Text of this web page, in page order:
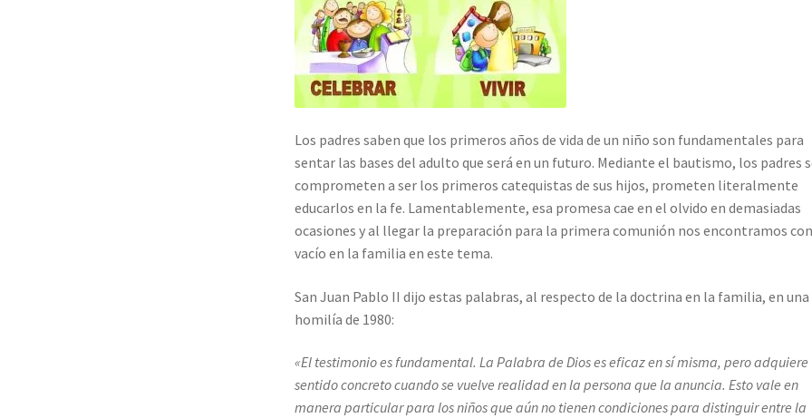
Los padres saben que los primeros años de vida de un niño son fundamentales para
sentar las bases del adulto que será en un futuro. Mediante el bautismo, los padres
comprometen a ser los primeros catequistas de sus hijos, prometen literalmente
educarlos en la fe. Lamentablemente, esa promesa cae en el olvido en demasiadas
ocasiones y al llegar la preparación para la primera comunión nos encontramos
vacío en la familia en este tema.
San Juan Pablo II dijo estas palabras, al respecto de la doctrina en la familia, en una
homilía de 1980:
«El testimonio es fundamental. La Palabra de Dios es eficaz en sí misma, pero adquiere
sentido concreto cuando se vuelve realidad en la persona que la anuncia. Esto vale en
manera particular para los niños que aún no tienen condiciones para distinguir entre la